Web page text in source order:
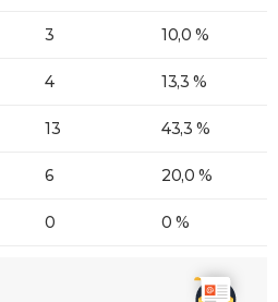
3 10,0 %
4 13,3 %
13 43,3 %
6 20,0 %
0 0 %